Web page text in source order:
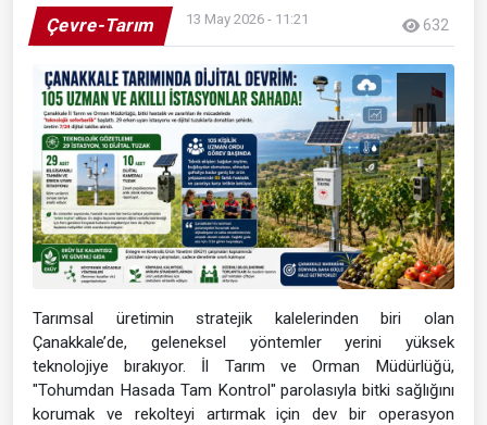
Çevre-Tarım 13 May 2026 - 11:21 632
Tarımsal üretimin stratejik kalelerinden biri olan
Çanakkale’de, geleneksel yöntemler yerini yüksek
teknolojiye bırakıyor. İl Tarım ve Orman Müdürlüğü,
"Tohumdan Hasada Tam Kontrol" parolasıyla bitki sağlığını
korumak ve rekolteyi artırmak için dev bir operasyon